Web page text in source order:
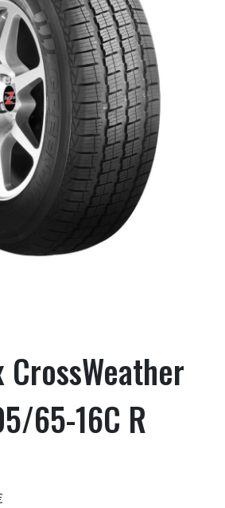
CrossWeather
65-16C R